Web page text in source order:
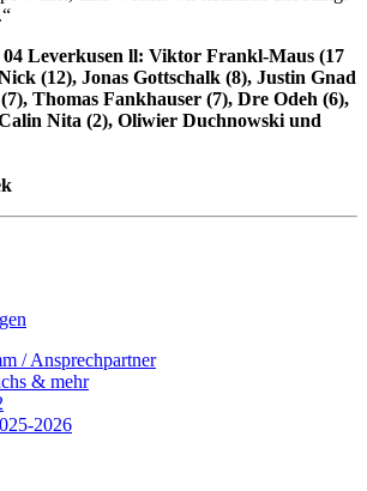
Leverkusen ll: Viktor Frankl-Maus (17
(12), Jonas Gottschalk (8), Justin Gnad
Thomas Fankhauser (7), Dre Odeh (6),
Nita (2), Oliwier Duchnowski und
/ Ansprechpartner
& mehr
2026